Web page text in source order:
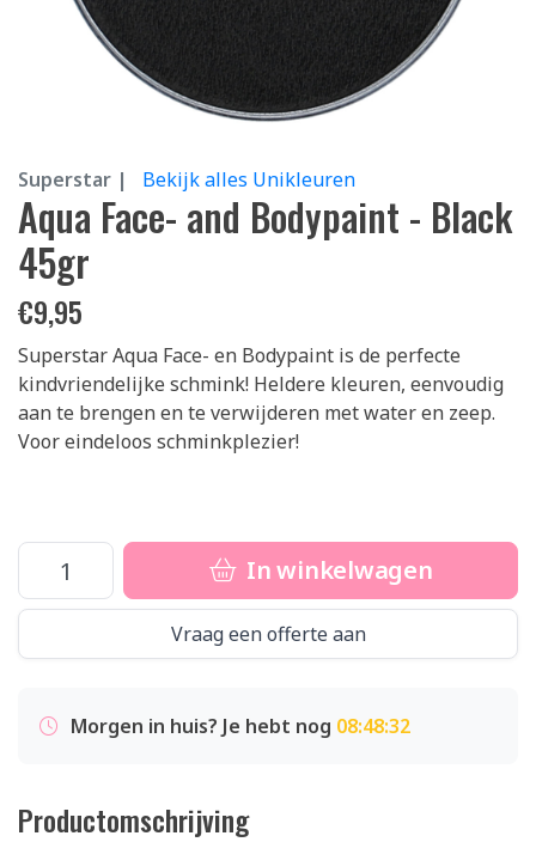
Superstar | Bekijk alles Unikleuren
Aqua Face- and Bodypaint - Black
45gr
€9,95
Superstar Aqua Face- en Bodypaint is de perfecte
kindvriendelijke schmink! Heldere kleuren, eenvoudig
aan te brengen en te verwijderen met water en zeep.
Voor eindeloos schminkplezier!
In winkelwagen
Vraag een offerte aan
Morgen in huis? Je hebt nog 08:48:32
Productomschrijving